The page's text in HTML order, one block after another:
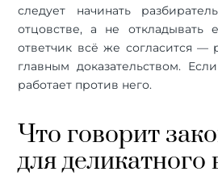
следует начинать
отцовстве, а не откладывать
ответчик всё же согласится —
главным доказательством.
работает против него.
Что говорит
для деликатного